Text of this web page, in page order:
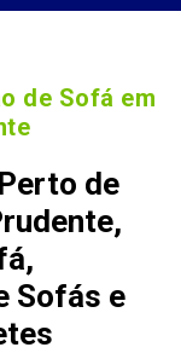
de Sofá em
de
Sofás e